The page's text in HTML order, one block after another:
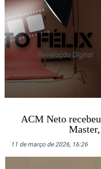
ACM Neto
11 de março de 2026, 16:26